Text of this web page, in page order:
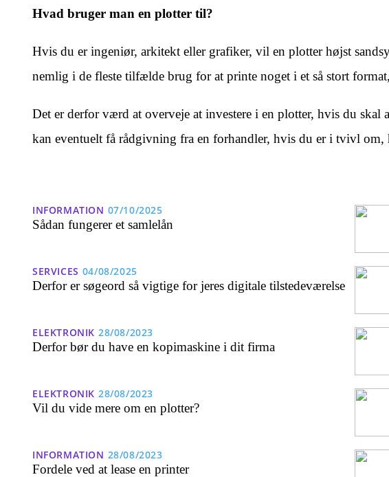
Hvad bruger man en plotter til?
Hvis du er ingeniør, arkitekt eller grafiker, vil en plotter højst
nemlig i de fleste tilfælde brug for at printe noget i et så stort
Det er derfor værd at overveje at investere i en plotter, hvis du skal
kan eventuelt få rådgivning fra en forhandler, hvis du er i tvivl
INFORMATION 07/10/2025
Sådan fungerer et samlelån
SERVICES 04/08/2025
Derfor er søgeord så vigtige for jeres digitale tilstedeværelse
ELEKTRONIK 28/08/2023
Derfor bør du have en kopimaskine i dit firma
ELEKTRONIK 28/08/2023
Vil du vide mere om en plotter?
INFORMATION 28/08/2023
Fordele ved at lease en printer